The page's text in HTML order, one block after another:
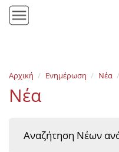
Εκδόσεις
Ενημέρωση
Αρχική Ενημέρωση Νέα
Νέα
Αναζήτηση Νέων